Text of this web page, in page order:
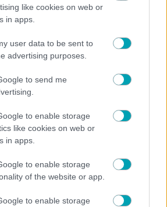
like cookies on web or
in apps.
user data to be sent to
advertising purposes.
to send me
to enable storage
like cookies on web or
in apps.
to enable storage
of the website or app.
to enable storage